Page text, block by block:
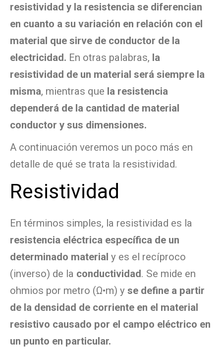
resistividad y la resistencia se diferencian
en cuanto a su variación en relación con el
material que sirve de conductor de la
electricidad. En otras palabras, la
resistividad de un material será siempre la
misma, mientras que la resistencia
dependerá de la cantidad de material
conductor y sus dimensiones.
A continuación veremos un poco más en
detalle de qué se trata la resistividad.
Resistividad
En términos simples, la resistividad es la
resistencia eléctrica específica de un
determinado material y es el recíproco
(inverso) de la conductividad. Se mide en
ohmios por metro (Ω•m) y se define a partir
de la densidad de corriente en el material
resistivo causado por el campo eléctrico en
un punto en particular.